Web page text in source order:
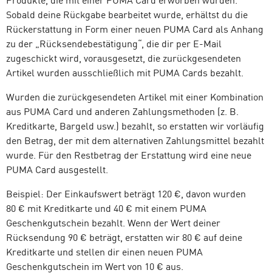
Sobald deine Rückgabe bearbeitet wurde, erhältst du die
Rückerstattung in Form einer neuen PUMA Card als Anhang
zu der „Rücksendebestätigung“, die dir per E-Mail
zugeschickt wird, vorausgesetzt, die zurückgesendeten
Artikel wurden ausschließlich mit PUMA Cards bezahlt.
Wurden die zurückgesendeten Artikel mit einer Kombination
aus PUMA Card und anderen Zahlungsmethoden (z. B.
Kreditkarte, Bargeld usw.) bezahlt, so erstatten wir vorläufig
den Betrag, der mit dem alternativen Zahlungsmittel bezahlt
wurde. Für den Restbetrag der Erstattung wird eine neue
PUMA Card ausgestellt.
Beispiel: Der Einkaufswert beträgt 120 €, davon wurden
80 € mit Kreditkarte und 40 € mit einem PUMA
Geschenkgutschein bezahlt. Wenn der Wert deiner
Rücksendung 90 € beträgt, erstatten wir 80 € auf deine
Kreditkarte und stellen dir einen neuen PUMA
Geschenkgutschein im Wert von 10 € aus.